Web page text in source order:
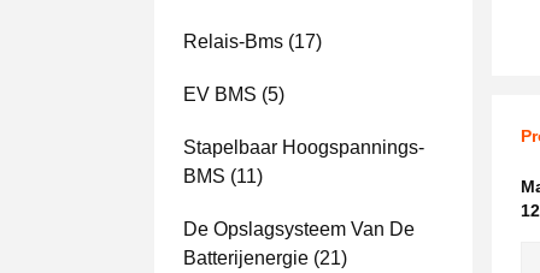
Relais-Bms (17)
EV BMS (5)
Stapelbaar Hoogspannings-
BMS (11)
De Opslagsysteem Van De
Batterijenergie (21)